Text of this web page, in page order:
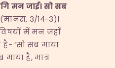
मनजाई।सोसब
(मानस, ३/१४-३)।
में मन जहाँ
‘सो सब माया
है, मात्र